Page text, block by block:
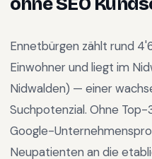
Ennetbürgen zählt rund
Einwohner und liegt im
Nidwalden) — einer
Suchpotenzial. Ohne Top-
Google-
Neupatienten an die